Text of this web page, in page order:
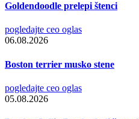
Goldendoodle prelepi štenci
pogledajte ceo oglas
06.08.2026
Boston terrier musko stene
pogledajte ceo oglas
05.08.2026